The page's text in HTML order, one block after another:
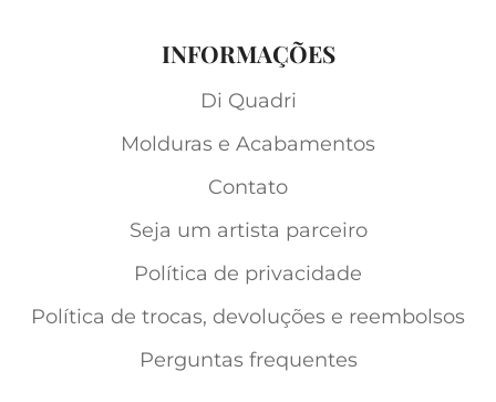
INFORMAÇÕES
Di Quadri
Molduras e Acabamentos
Contato
Seja um artista parceiro
Política de privacidade
Política de trocas, devoluções e reembolsos
Perguntas frequentes